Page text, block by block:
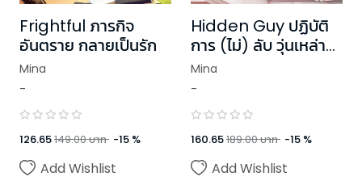
Frightful ภารกิจ
อันตราย กลายเป็นรัก
Mina
-
126.65149.00บาท -15 %
Add Wishlist
Hidden Guy ปฏิบัติ
การ (ไม่) ลับ วุ่นเหล่า
นายตัวร้าย
Mina
-
160.65189.00บาท -15 %
Add Wishlist